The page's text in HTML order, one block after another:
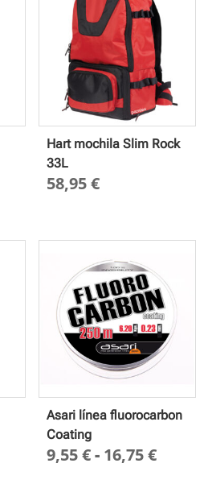
Hart mochila Slim Rock
33L
58,95€
Asari línea fluorocarbon
Coating
9,55€- 16,75€Rango